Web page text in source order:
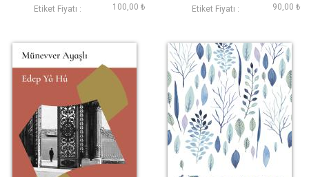
Etiket Fiyatı : 100,00 ₺ Etiket Fiyatı : 90,00 ₺